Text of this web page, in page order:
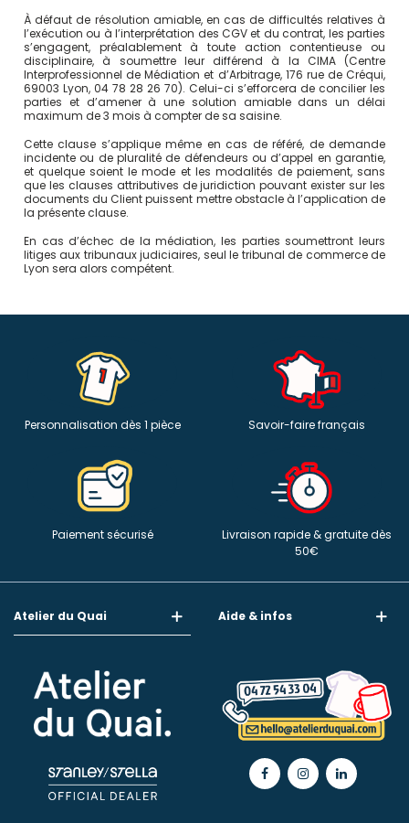
À défaut de résolution amiable, en cas de difficultés relatives à
l’exécution ou à l’interprétation des CGV et du contrat, les parties
s’engagent, préalablement à toute action contentieuse ou
disciplinaire, à soumettre leur différend à la CIMA (Centre
Interprofessionnel de Médiation et d’Arbitrage, 176 rue de Créqui,
69003 Lyon, 04 78 28 26 70). Celui-ci s’efforcera de concilier les
parties et d’amener à une solution amiable dans un délai
maximum de 3 mois à compter de sa saisine.
Cette clause s’applique même en cas de référé, de demande
incidente ou de pluralité de défendeurs ou d’appel en garantie,
et quelque soient le mode et les modalités de paiement, sans
que les clauses attributives de juridiction pouvant exister sur les
documents du Client puissent mettre obstacle à l’application de
la présente clause.
En cas d’échec de la médiation, les parties soumettront leurs
litiges aux tribunaux judiciaires, seul le tribunal de commerce de
Lyon sera alors compétent.
Personnalisation dès 1 pièce Savoir-faire français
Paiement sécurisé
Livraison rapide & gratuite dès
50€
Atelier du Quai Aide & infos